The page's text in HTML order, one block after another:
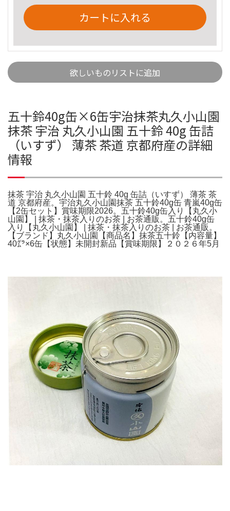
カートに入れる
欲しいものリストに追加
五十鈴40g缶×6缶宇治抹茶丸久小山園
抹茶 宇治 丸久小山園 五十鈴 40g 缶詰
（いすず） 薄茶 茶道 京都府産の詳細
情報
抹茶 宇治 丸久小山園 五十鈴 40g 缶詰（いすず） 薄茶 茶
道 京都府産。宇治丸久小山園抹茶 五十鈴40g缶 青嵐40g缶
【2缶セット】賞味期限2026。五十鈴40g缶入り【丸久小
山園】 | 抹茶・抹茶入りのお茶 | お茶通販。五十鈴40g缶
入り【丸久小山園】 | 抹茶・抹茶入りのお茶 | お茶通販。
【ブランド】丸久小山園【商品名】抹茶五十鈴【内容量】
40㌘×6缶【状態】未開封新品【賞味期限】２０２６年5月